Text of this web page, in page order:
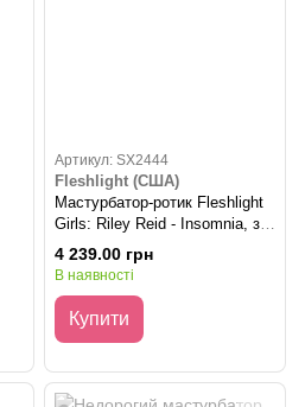
Артикул: SX2444
Fleshlight (США)
Мастурбатор-ротик Fleshlight
Girls: Riley Reid - Insomnia, зі
зліпка ротика, дуже ніжний
4 239.00 грн
В наявності
Купити